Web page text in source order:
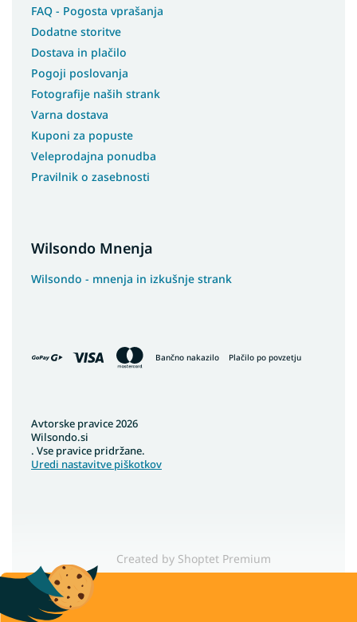
FAQ - Pogosta vprašanja
Dodatne storitve
Dostava in plačilo
Pogoji poslovanja
Fotografije naših strank
Varna dostava
Kuponi za popuste
Veleprodajna ponudba
Pravilnik o zasebnosti
Wilsondo Mnenja
Wilsondo - mnenja in izkušnje strank
Bančno nakazilo Plačilo po povzetju
Created by Shoptet Premium
Avtorske pravice 2026
Wilsondo.si
. Vse pravice pridržane.
Uredi nastavitve piškotkov